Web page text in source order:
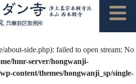
about-side.php): failed to open stream: No
hmr-server/hongwanji-
content/themes/hongwanji_sp/single-